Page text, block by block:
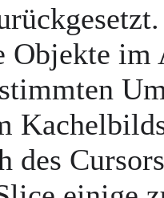
Objekte
des